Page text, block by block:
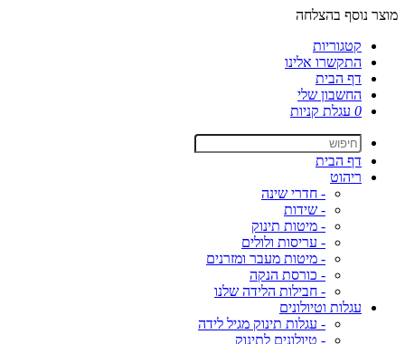
מוצר נוסף בהצלחה
קטגוריות
התקשרו אלינו
דף הבית
החשבון שלי
0 עגלת קניות
דף הבית
ריהוט
- חדרי שינה
- שידות
- מיטות תינוק
- עריסות ולולים
- מיטות מעבר ומזרנים
- כורסת הנקה
- חבילות הלידה שלנו
עגלות וטיולונים
- עגלות תינוק מגיל לידה
- טיולונים לתינוק